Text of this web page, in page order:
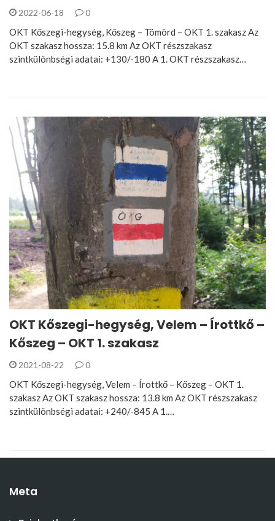
2022-06-18 0
OKT Kőszegi-hegység, Kőszeg – Tömörd – OKT 1. szakasz Az
OKT szakasz hossza: 15.8 km Az OKT részszakasz
szintkülönbségi adatai: +130/-180 A 1. OKT részszakasz…
OKT Kőszegi-hegység, Velem – Írottkő –
Kőszeg – OKT 1. szakasz
2021-08-22 0
OKT Kőszegi-hegység, Velem – Írottkő – Kőszeg – OKT 1.
szakasz Az OKT szakasz hossza: 13.8 km Az OKT részszakasz
szintkülönbségi adatai: +240/-845 A 1.…
Meta